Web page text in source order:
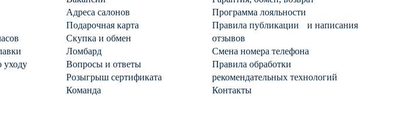
уходу
Адреса салонов
Подарочная карта
Скупка и обмен
Ломбард
Вопросы и ответы
Розыгрыш сертификата
Команда
Программа лояльности
Правила публикации и написания
отзывов
Смена номера телефона
Правила обработки
рекомендательных технологий
Контакты